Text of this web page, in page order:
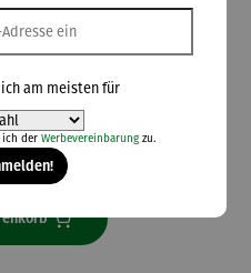
| Das große
Lesebuch
€
Versandkosten
2-3 Tage
am meisten für
ich der Werbevereinbarungzu.